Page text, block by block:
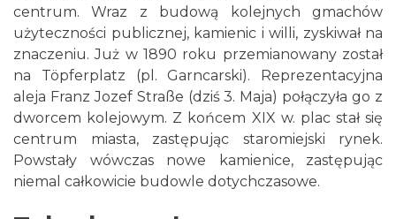
centrum. Wraz z budową kolejnych gmachów
użyteczności publicznej, kamienic i willi, zyskiwał na
znaczeniu. Już w 1890 roku przemianowany został
na Töpferplatz (pl. Garncarski). Reprezentacyjna
aleja Franz Jozef Straße (dziś 3. Maja) połączyła go z
dworcem kolejowym. Z końcem XIX w. plac stał się
centrum miasta, zastępując staromiejski rynek.
Powstały wówczas nowe kamienice, zastępując
niemal całkowicie budowle dotychczasowe.